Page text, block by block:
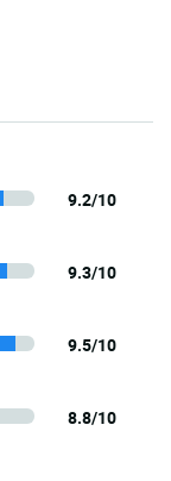
9.2/10
9.3/10
9.5/10
8.8/10